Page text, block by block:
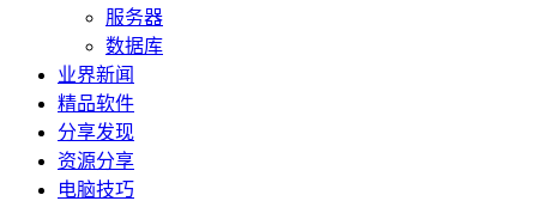
服务器
数据库
业界新闻
精品软件
分享发现
资源分享
电脑技巧